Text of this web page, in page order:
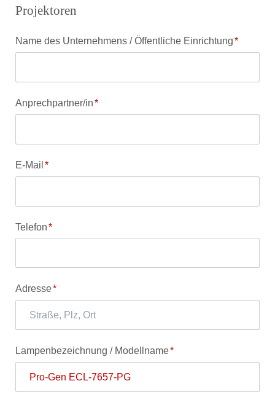
Projektoren
Pflichtfeld
Name des Unternehmens / Öffentliche Einrichtung*
Pflichtfeld
Anprechpartner/in*
Pflichtfeld
E-Mail*
Pflichtfeld
Telefon*
Pflichtfeld
Adresse*
Pflichtfeld
Lampenbezeichnung / Modellname*